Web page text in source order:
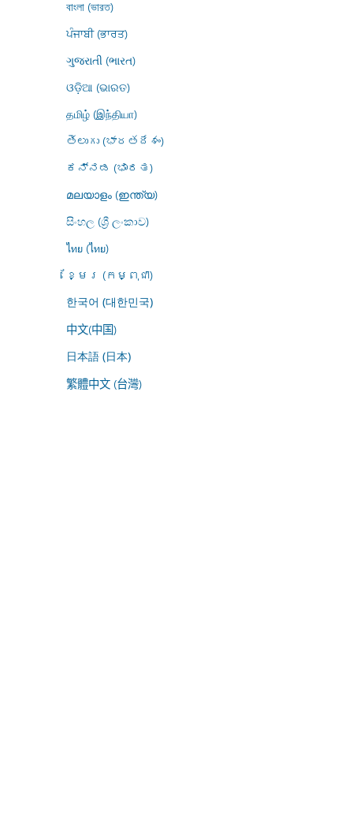
বাংলা (ভারত)
ਪੰਜਾਬੀ (ਭਾਰਤ)
ગુજરાતી (ભારત)
ଓଡ଼ିଆ (ଭାରତ)
தமிழ் (இந்தியா)
తెలుగు (భారతదేశం)
ಕನ್ನಡ (ಭಾರತ)
മലയാളം (ഇന്ത്യ)
සිංහල (ශ්‍රී ලංකාව)
ไทย (ไทย)
ខ្មែរ (កម្ពុជា)
한국어 (대한민국)
中文(中国)
日本語 (日本)
繁體中文 (台灣)